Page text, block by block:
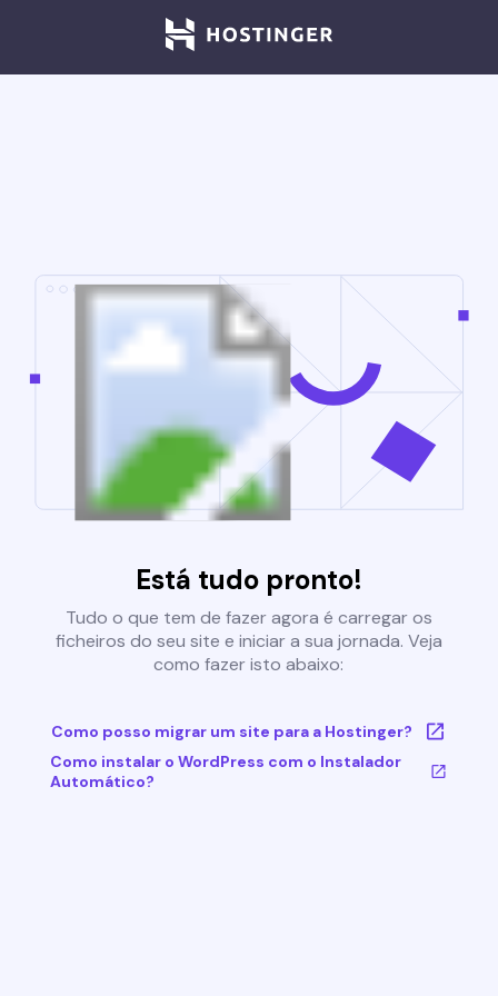
Está tudo pronto!
Tudo o que tem de fazer agora é carregar os
ficheiros do seu site e iniciar a sua jornada. Veja
como fazer isto abaixo:
Como posso migrar um site para a Hostinger?
Como instalar o WordPress com o Instalador
Automático?